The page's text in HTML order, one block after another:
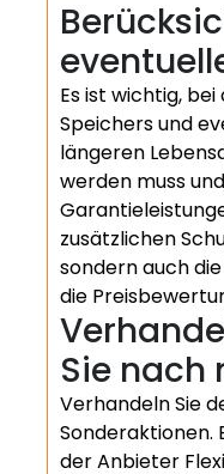
Es ist wichtig,
Speichers und
längeren
werden muss
zusätzlichen
sondern auch
die
Sie nach
Verhandeln Sie
Sonderaktionen.
der Anbieter